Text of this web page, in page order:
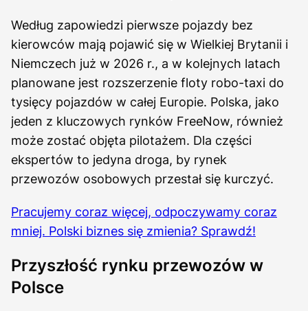
Według zapowiedzi pierwsze pojazdy bez
kierowców mają pojawić się w Wielkiej Brytanii i
Niemczech już w 2026 r., a w kolejnych latach
planowane jest rozszerzenie floty robo-taxi do
tysięcy pojazdów w całej Europie. Polska, jako
jeden z kluczowych rynków FreeNow, również
może zostać objęta pilotażem. Dla części
ekspertów to jedyna droga, by rynek
przewozów osobowych przestał się kurczyć.
Pracujemy coraz więcej, odpoczywamy coraz
mniej. Polski biznes się zmienia? Sprawdź!
Przyszłość rynku przewozów w
Polsce